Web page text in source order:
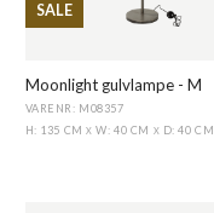
SALE
Moonlight gulvlampe - M
VARENR: M08357
H: 135 CMX W: 40 CM X D: 40 CM